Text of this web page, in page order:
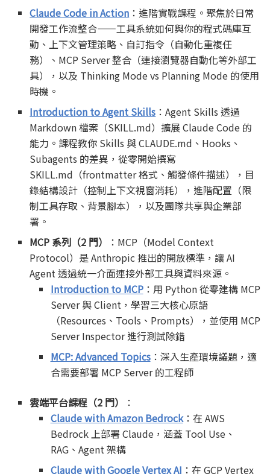
Claude Code in Action ：進階實戰課程。聚焦於日常
開發工作流整合——工具系統如何與你的程式碼庫互
動、上下文管理策略、自訂指令（自動化重複任
務）、MCP Server 整合（連接瀏覽器自動化等外部工
具），以及 Thinking Mode vs Planning Mode 的使用
時機。
Introduction to Agent Skills ：Agent Skills 透過
Markdown 檔案（SKILL.md）擴展 Claude Code 的
能力。課程教你 Skills 與 CLAUDE.md、Hooks、
Subagents 的差異，從零開始撰寫
SKILL.md（frontmatter 格式、觸發條件描述），目
錄結構設計（控制上下文視窗消耗），進階配置（限
制工具存取、背景腳本），以及團隊共享與企業部
署。
MCP 系列（2 門）
：MCP（Model Context
Protocol）是 Anthropic 推出的開放標準，讓 AI
Agent 透過統一介面連接外部工具與資料來源。
Introduction to MCP：用 Python 從零建構 MCP
Server 與 Client，學習三大核心原語
（Resources、Tools、Prompts），並使用 MCP
Server Inspector 進行測試除錯
MCP: Advanced Topics：深入生產環境議題，適
合需要部署 MCP Server 的工程師
雲端平台課程（2 門）
：
Claude with Amazon Bedrock：在 AWS
Bedrock 上部署 Claude，涵蓋 Tool Use、
RAG、Agent 架構
Claude with Google Vertex AI ：在 GCP Vertex